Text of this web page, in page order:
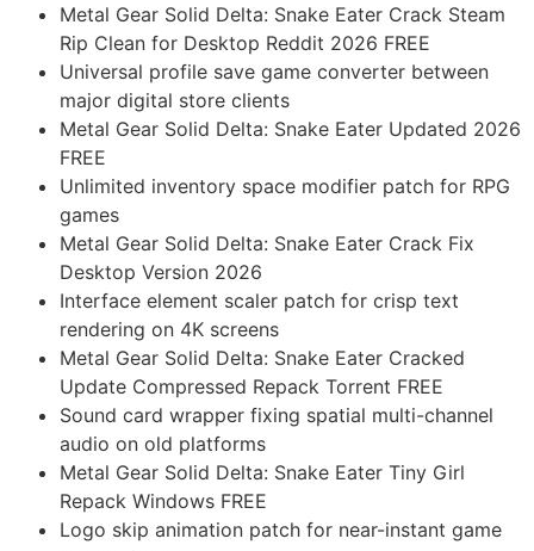
Metal Gear Solid Delta: Snake Eater Crack Steam
Rip Clean for Desktop Reddit 2026 FREE
Universal profile save game converter between
major digital store clients
Metal Gear Solid Delta: Snake Eater Updated 2026
FREE
Unlimited inventory space modifier patch for RPG
games
Metal Gear Solid Delta: Snake Eater Crack Fix
Desktop Version 2026
Interface element scaler patch for crisp text
rendering on 4K screens
Metal Gear Solid Delta: Snake Eater Cracked
Update Compressed Repack Torrent FREE
Sound card wrapper fixing spatial multi-channel
audio on old platforms
Metal Gear Solid Delta: Snake Eater Tiny Girl
Repack Windows FREE
Logo skip animation patch for near-instant game